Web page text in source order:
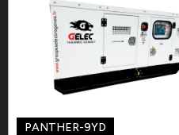
PANTHER-9YD